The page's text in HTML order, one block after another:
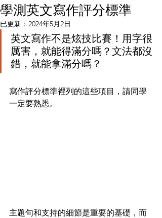
學測英文寫作評分標準
已更新： 2024年5月2日
英文寫作不是炫技比賽！用字很
厲害，就能得滿分嗎？文法都沒
錯，就能拿滿分嗎？
寫作評分標準裡列的這些項目，請同學
一定要熟悉。
主題句和支持的細節是重要的基礎，而